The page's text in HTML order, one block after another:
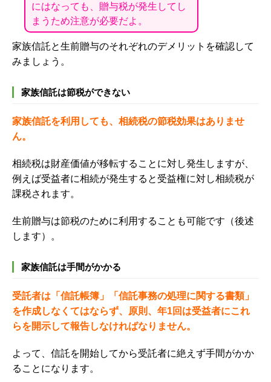
にはなっても、贈与税が発生してし
まうため注意が必要だよ。
家族信託と生前贈与のそれぞれのデメリットを確認して
みましょう。
家族信託は節税ができない
家族信託を利用しても、相続税の節税効果はありませ
ん。
相続税は財産価値が移転することに対し発生しますが、
例えば受益者に相続が発生すると受益権に対し相続税が
課税されます。
生前贈与は節税のために利用することも可能です（後述
します）。
家族信託は手間がかかる
受託者は「信託帳簿」「信託事務の処理に関する書類」
を作成しなくてはならず、原則、年1回は受益者にこれ
らを開示して報告しなければなりません。
よって、信託を開始してから受託者に絶えず手間がかか
ることになります。